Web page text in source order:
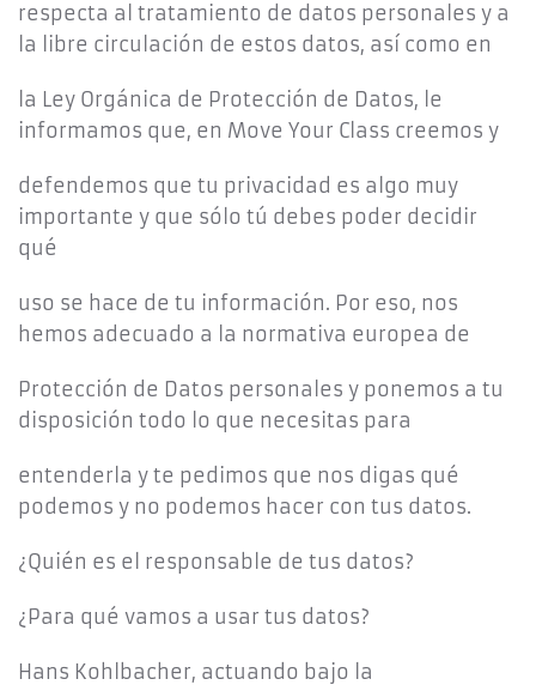
respecta al tratamiento de datos personales y a
la libre circulación de estos datos, así como en
la Ley Orgánica de Protección de Datos, le
informamos que, en Move Your Class creemos y
defendemos que tu privacidad es algo muy
importante y que sólo tú debes poder decidir
qué
uso se hace de tu información. Por eso, nos
hemos adecuado a la normativa europea de
Protección de Datos personales y ponemos a tu
disposición todo lo que necesitas para
entenderla y te pedimos que nos digas qué
podemos y no podemos hacer con tus datos.
¿Quién es el responsable de tus datos?
¿Para qué vamos a usar tus datos?
Hans Kohlbacher, actuando bajo la